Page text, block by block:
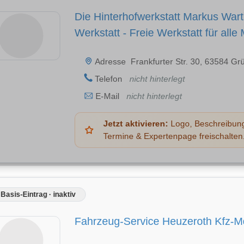
Die Hinterhofwerkstatt Markus
Werkstatt - Freie Werkstatt für alle
Adresse
Frankfurter Str. 30, 63584
Telefon
nicht hinterlegt
E-Mail
nicht hinterlegt
Jetzt aktivieren: Logo,
Termine & Expertenpage freischalten.
Basis-Eintrag · inaktiv
Fahrzeug-Service Heuzeroth Kfz-